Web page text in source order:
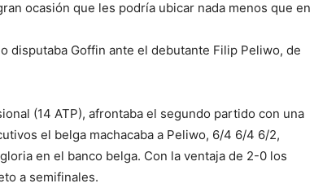
ocasión que les podría ubicar nada menos que en
disputaba Goffin ante el debutante Filip Peliwo, de
(14 ATP), afrontaba el segundo partido con una
el belga machacaba a Peliwo, 6/4 6/4 6/2,
en el banco belga. Con la ventaja de 2-0 los
a semifinales.